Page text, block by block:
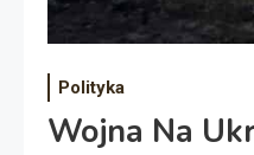
Polityka
Wojna Na